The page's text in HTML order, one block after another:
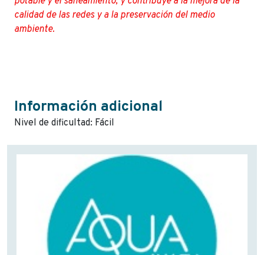
calidad de las redes y a la preservación del medio
ambiente.
Información adicional
Nivel de dificultad: Fácil